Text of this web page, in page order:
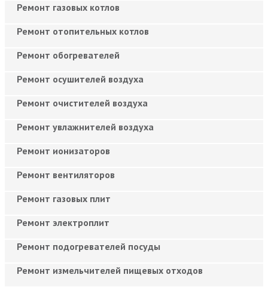
Ремонт газовых котлов
Ремонт отопительных котлов
Ремонт обогревателей
Ремонт осушителей воздуха
Ремонт очистителей воздуха
Ремонт увлажнителей воздуха
Ремонт ионизаторов
Ремонт вентиляторов
Ремонт газовых плит
Ремонт электроплит
Ремонт подогревателей посуды
Ремонт измельчителей пищевых отходов